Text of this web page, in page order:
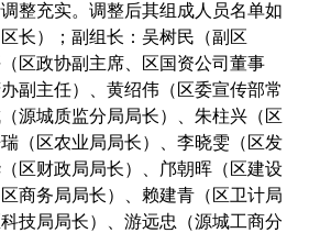
整充实。调整后其组成人员名单如
长）；副组长：吴树民（副区
区政协副主席、区国资公司董事
副主任）、黄绍伟（区委宣传部常
源城质监分局局长）、朱柱兴（区
（区农业局局长）、李晓雯（区发
区财政局局长）、邝朝晖（区建设
商务局局长）、赖建青（区卫计局
技局局长）、游远忠（源城工商分